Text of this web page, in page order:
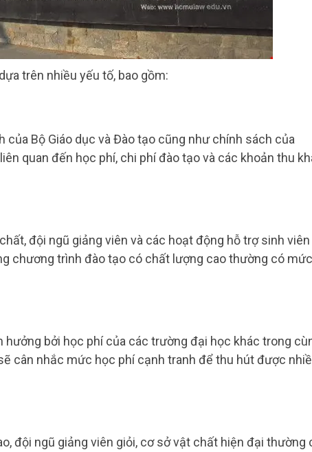
trên nhiều yếu tố, bao gồm:
Bộ Giáo dục và Đào tạo cũng như chính sách của
quan đến học phí, chi phí đào tạo và các khoản thu
đội ngũ giảng viên và các hoạt động hỗ trợ sinh viên
chương trình đào tạo có chất lượng cao thường có mức
bởi học phí của các trường đại học khác trong
cân nhắc mức học phí cạnh tranh để thu hút được
đội ngũ giảng viên giỏi, cơ sở vật chất hiện đại thường